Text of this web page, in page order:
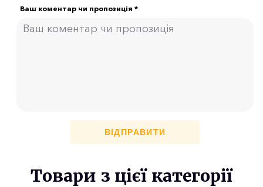
Ваш коментар чи пропозиція *
ВІДПРАВИТИ
Товари з цієї категорії